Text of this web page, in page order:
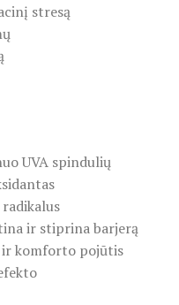
stresą
UVA spindulių
ir stiprina barjerą
ir komforto pojūtis